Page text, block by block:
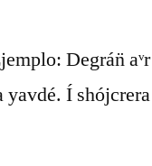
Degrán̈ aᵛr
yavdé. Í shójcrera